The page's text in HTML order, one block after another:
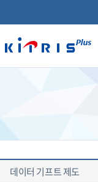
데이터 기프트 제도